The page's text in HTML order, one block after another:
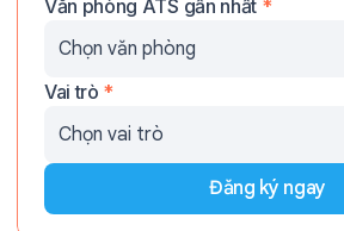
Văn phòng ATS gần nhất *
Vai trò *
Đăng ký ngay